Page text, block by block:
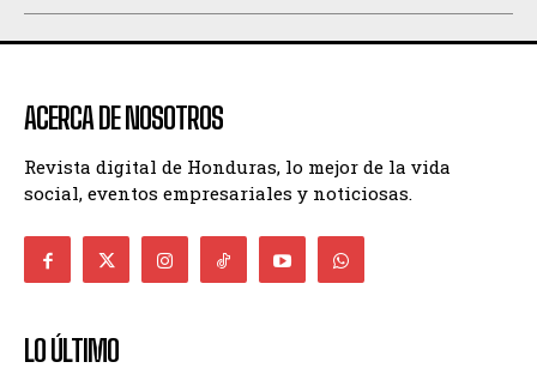
ACERCA DE NOSOTROS
Revista digital de Honduras, lo mejor de la vida
social, eventos empresariales y noticiosas.
LO ÚLTIMO